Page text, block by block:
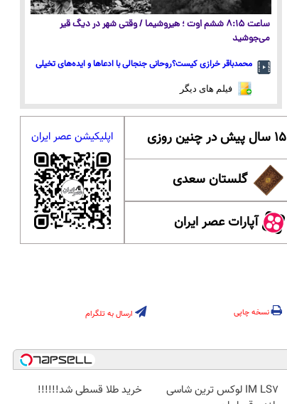
ساعت ۸:۱۵ ششم اوت ؛ هیروشیما / وقتی شهر در دیگ قیر
می‌جوشید
محمدباقر خرازی کیست؟روحانی جنجالی با ادعاها و ایده‌های تخیلی
فیلم های دیگر
۱۵ سال پیش در چنین روزی
گلستان سعدی
آپارات عصر ایران
اپلیکیشن عصر ایران
نسخه چاپی ارسال به تلگرام
IM LS7 لوکس ترین شاسی
خرید طلا قسطی شد!!!!!!